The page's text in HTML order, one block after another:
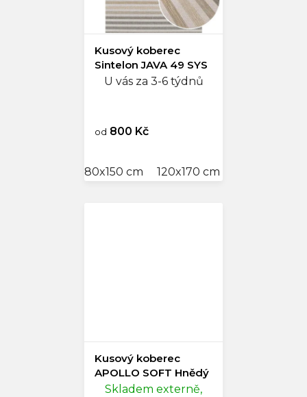
Kusový koberec
Sintelon JAVA 49 SYS
U vás za 3-6 týdnů
od 800 Kč
80x150 cm 120x170 cm
Kusový koberec
APOLLO SOFT Hnědý
Skladem externě,